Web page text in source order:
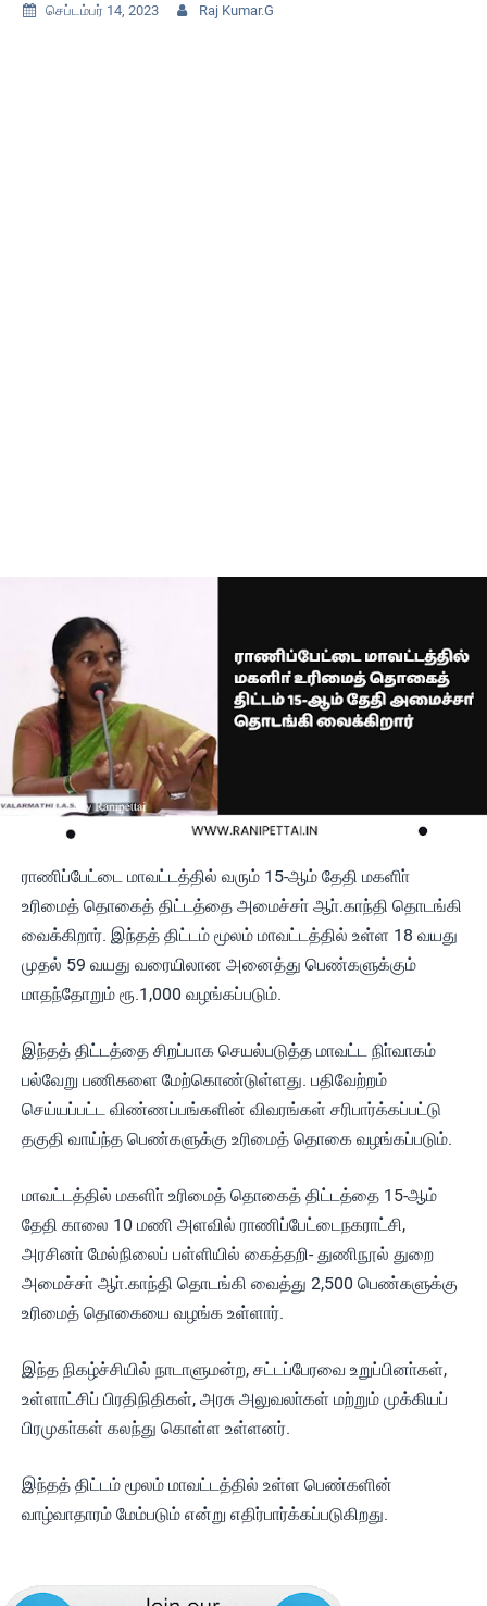
 செப்டம்பர் 14, 2023  Raj Kumar.G
ராணிப்பேட்டை மாவட்டத்தில் வரும் 15-ஆம் தேதி மகளிா்
உரிமைத் தொகைத் திட்டத்தை அமைச்சா் ஆா்.காந்தி தொடங்கி
வைக்கிறார். இந்தத் திட்டம் மூலம் மாவட்டத்தில் உள்ள 18 வயது
முதல் 59 வயது வரையிலான அனைத்து பெண்களுக்கும்
மாதந்தோறும் ரூ.1,000 வழங்கப்படும்.
இந்தத் திட்டத்தை சிறப்பாக செயல்படுத்த மாவட்ட நிா்வாகம்
பல்வேறு பணிகளை மேற்கொண்டுள்ளது. பதிவேற்றம்
செய்யப்பட்ட விண்ணப்பங்களின் விவரங்கள் சரிபார்க்கப்பட்டு
தகுதி வாய்ந்த பெண்களுக்கு உரிமைத் தொகை வழங்கப்படும்.
மாவட்டத்தில் மகளிா் உரிமைத் தொகைத் திட்டத்தை 15-ஆம்
தேதி காலை 10 மணி அளவில் ராணிப்பேட்டைநகராட்சி,
அரசினா் மேல்நிலைப் பள்ளியில் கைத்தறி- துணிநூல் துறை
அமைச்சா் ஆா்.காந்தி தொடங்கி வைத்து 2,500 பெண்களுக்கு
உரிமைத் தொகையை வழங்க உள்ளார்.
இந்த நிகழ்ச்சியில் நாடாளுமன்ற, சட்டப்பேரவை உறுப்பினா்கள்,
உள்ளாட்சிப் பிரதிநிதிகள், அரசு அலுவலா்கள் மற்றும் முக்கியப்
பிரமுகா்கள் கலந்து கொள்ள உள்ளனர்.
இந்தத் திட்டம் மூலம் மாவட்டத்தில் உள்ள பெண்களின்
வாழ்வாதாரம் மேம்படும் என்று எதிர்பார்க்கப்படுகிறது.